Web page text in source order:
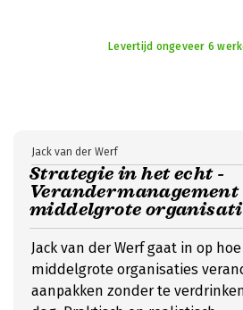
Levertijd ongeveer 6
Strategie in het echt -
middelgrote
Jack van der Werf
Jack van der Werf gaat in op
middelgrote organisaties
aanpakken zonder te